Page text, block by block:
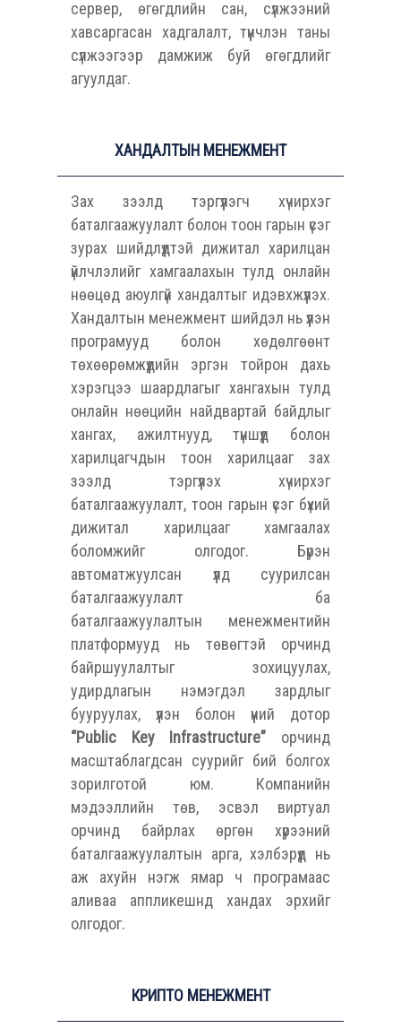
сервер, өгөгдлийн сан, сүлжээний
хавсаргасан хадгалалт, түүнчлэн таны
сүлжээгээр дамжиж буй өгөгдлийг
агуулдаг.
ХАНДАЛТЫН МЕНЕЖМЕНТ
Зах зээлд тэргүүлэгч хүчирхэг
баталгаажуулалт болон тоон гарын үсэг
зурах шийдлүүдтэй дижитал харилцан
үйлчлэлийг хамгаалахын тулд онлайн
нөөцөд аюулгүй хандалтыг идэвхжүүлэх.
Хандалтын менежмент шийдэл нь үүлэн
програмууд болон хөдөлгөөнт
төхөөрөмжүүдийн эргэн тойрон дахь
хэрэгцээ шаардлагыг хангахын тулд
онлайн нөөцийн найдвартай байдлыг
хангах, ажилтнууд, түншүүд болон
харилцагчдын тоон харилцааг зах
зээлд тэргүүлэх хүчирхэг
баталгаажуулалт, тоон гарын үсэг бүхий
дижитал харилцааг хамгаалах
боломжийг олгодог. Бүрэн
автоматжуулсан үүлд суурилсан
баталгаажуулалт ба
баталгаажуулалтын менежментийн
платформууд нь төвөгтэй орчинд
байршуулалтыг зохицуулах,
удирдлагын нэмэгдэл зардлыг
бууруулах, үүлэн болон үүний дотор
“Public Key Infrastructure” орчинд
масштаблагдсан суурийг бий болгох
зорилготой юм. Компанийн
мэдээллийн төв, эсвэл виртуал
орчинд байрлах өргөн хүрээний
баталгаажуулалтын арга, хэлбэрүүд нь
аж ахуйн нэгж ямар ч програмаас
аливаа аппликешнд хандах эрхийг
олгодог.
КРИПТО МЕНЕЖМЕНТ